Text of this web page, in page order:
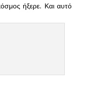
ήξερε. Και αυτό